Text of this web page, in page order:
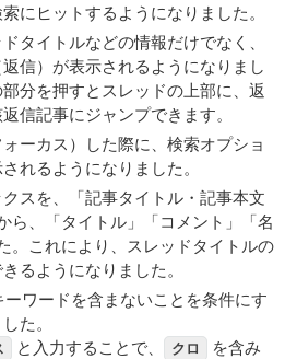
にヒットするようになりました。
タイトルなどの情報だけでなく、
信）が表示されるようになりまし
分を押すとスレッドの上部に、返
信記事にジャンプできます。
ーカス）した際に、検索オプショ
れるようになりました。
スを、「記事タイトル・記事本文
ら、「タイトル」「コメント」「名
。これにより、スレッドタイトルの
るようになりました。
ワードを含まないことを条件にす
た。
と入力することで、 クロ を含み